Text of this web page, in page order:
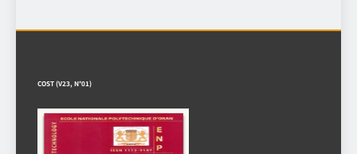
COST (V23, N°01)